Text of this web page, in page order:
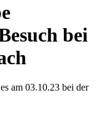
bei
am 03.10.23 bei der